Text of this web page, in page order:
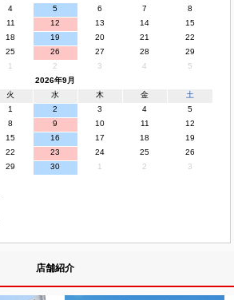
4 5 6 7
8
11 12 13 14
15
18 19 20 21
22
25 26 27 28
29
1 2 3 4
5
2026年9月
火 水 木 金
土
1 2 3 4
5
8 9 10 11
12
15 16 17 18
19
22 23 24 25
26
29 30 1 2 3
店舗紹介